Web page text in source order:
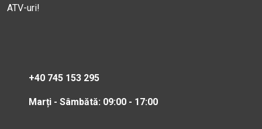
ATV-uri!
+40 745 153 295
Marți - Sâmbătă: 09:00 - 17:00